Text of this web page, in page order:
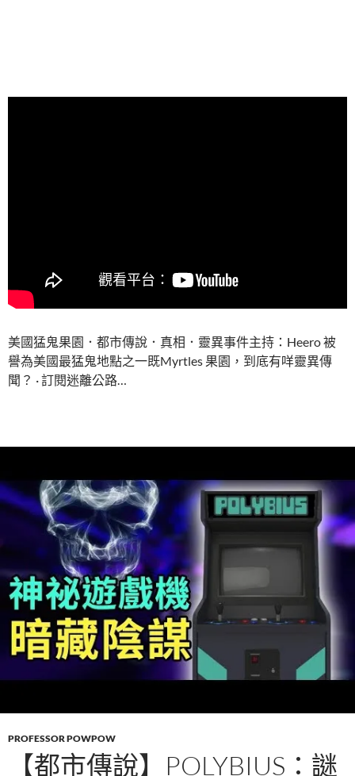
美國猛鬼果園．都市傳說．真相．靈異事件主持：Heero 被
譽為美國最猛鬼地點之一既Myrtles 果園，到底有咩靈異傳
聞？ · 訂閱迷離公路…
PROFESSOR POWPOW
【都市傳說】POLYBIUS：謎